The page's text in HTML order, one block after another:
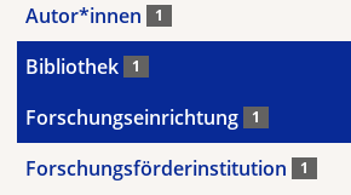
Autor*innen 1
Bibliothek 1
Forschungseinrichtung 1
Forschungsförderinstitution 1